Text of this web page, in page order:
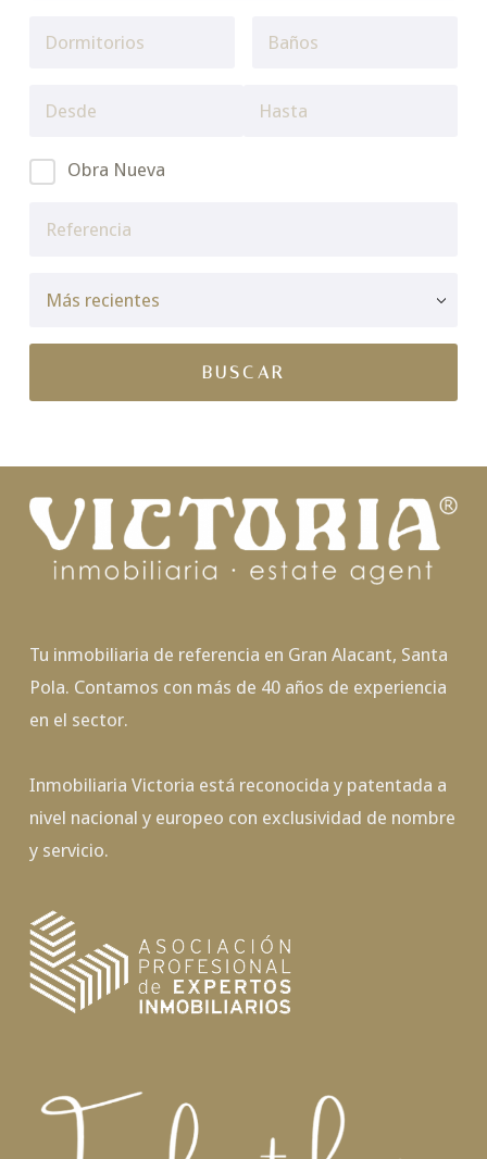
Obra Nueva
Tu inmobiliaria de referencia en Gran Alacant, Santa
Pola. Contamos con más de 40 años de experiencia
en el sector.
Inmobiliaria Victoria está reconocida y patentada a
nivel nacional y europeo con exclusividad de nombre
y servicio.